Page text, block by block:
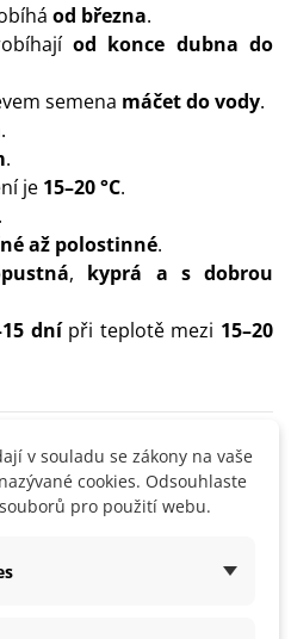
od března.
od konce dubna do
semena máčet do vody.
.
.
je 15–20 °C.
až polostinné.
, kyprá a s dobrou
dnípři teplotě mezi 15–20
v souladu se zákony na vaše
cookies. Odsouhlaste
pro použití webu.